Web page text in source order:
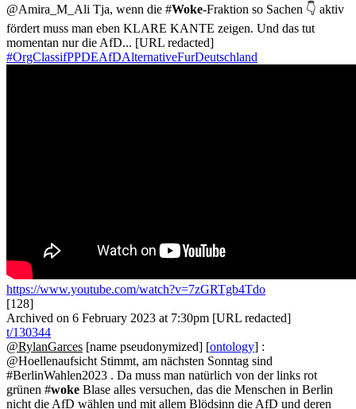
@Amira_M_Ali Tja, wenn die #Woke-Fraktion so Sachen 👇 aktiv
fördert muss man eben KLARE KANTE zeigen. Und das tut
momentan nur die AfD... [URL redacted]
#OrgClassifPPDEAfDAlternativeFurDeutschland
https://www.youtube.com/watch?v=7zGRTgb4Tdo
[128]
Archived on 6 February 2023 at 7:30pm [URL redacted]
t/130344
@RylanGarces [name pseudonymized] [ontology] :
@Hoellenaufsicht Stimmt, am nächsten Sonntag sind
#BerlinWahlen2023 . Da muss man natürlich von der links rot
grünen #woke Blase alles versuchen, das die Menschen in Berlin
nicht die AfD wählen und mit allem Blödsinn die AfD und deren